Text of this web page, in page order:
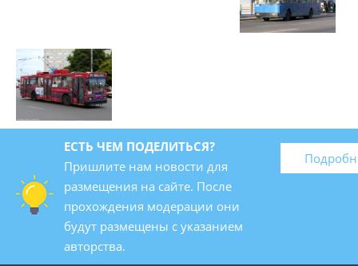
ЕСТЬ ЧЕМ ПОДЕЛИТЬСЯ?
Пришлите нам новости для
размещения на сайте. После
прохождения модерации они
будут размещены с указанием
авторства.